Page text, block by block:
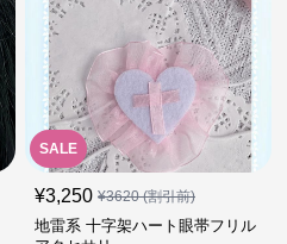
SALE
¥3,250 ¥3620(割引前)
地雷系 十字架ハート眼帯フリル